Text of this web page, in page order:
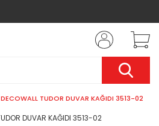
DECOWALL TUDOR DUVAR KAĞIDI 3513-02